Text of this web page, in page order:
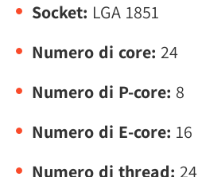
Socket: LGA 1851
Numero di core: 24
Numero di P-core: 8
Numero di E-core: 16
Numero di thread: 24